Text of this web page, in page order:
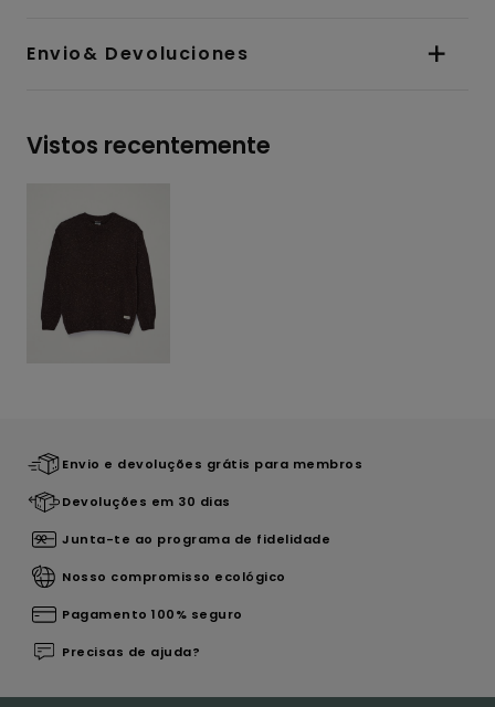
Envio& Devoluciones
Vistos recentemente
Envio e devoluções grátis para membros
Devoluções em 30 dias
Junta-te ao programa de fidelidade
Nosso compromisso ecológico
Pagamento 100% seguro
Precisas de ajuda?